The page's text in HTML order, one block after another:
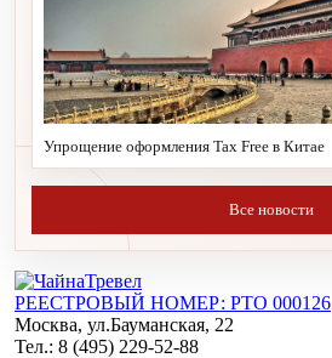
Упрощение оформления Tax Free в Китае
Все новости
РЕЕСТРОВЫЙ НОМЕР: РТО 000126
Москва, ул.Бауманская, 22
Тел.: 8 (495) 229-52-88